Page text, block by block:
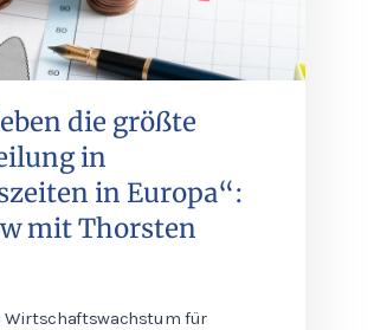
die größte
in
in Europa“:
mit Thorsten
Wirtschaftswachstum für